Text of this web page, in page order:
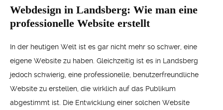
Webdesign in Landsberg: Wie man eine
professionelle Website erstellt
In der heutigen Welt ist es gar nicht mehr so schwer, eine
eigene Website zu haben. Gleichzeitig ist es in Landsberg
jedoch schwierig, eine professionelle, benutzerfreundliche
Website zu erstellen, die wirklich auf das Publikum
abgestimmt ist. Die Entwicklung einer solchen Website